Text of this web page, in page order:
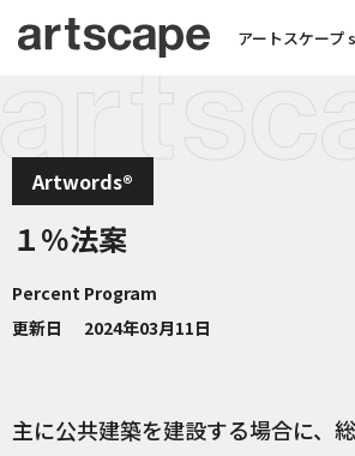
アートスケープ
Artwords®
１％法案
Percent Program
更新日
2024年03月11日
主に公共建築を建設する場合に、